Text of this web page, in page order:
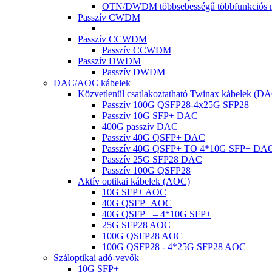
OTN/DWDM többsebességű többfunkciós
Passzív CWDM
Passzív CCWDM
Passzív CCWDM
Passzív DWDM
Passzív DWDM
DAC/AOC kábelek
Közvetlenül csatlakoztatható Twinax kábelek
Passzív 100G QSFP28-4x25G SFP28
Passzív 10G SFP+ DAC
400G passzív DAC
Passzív 40G QSFP+ DAC
Passzív 40G QSFP+ TO 4*10G SFP+
Passzív 25G SFP28 DAC
Passzív 100G QSFP28
Aktív optikai kábelek (AOC)
10G SFP+ AOC
40G QSFP+AOC
40G QSFP+ – 4*10G SFP+
25G SFP28 AOC
100G QSFP28 AOC
100G QSFP28 - 4*25G SFP28 AOC
Száloptikai adó-vevők
10G SFP+